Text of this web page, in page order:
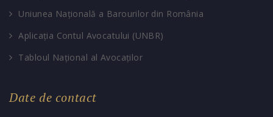
Uniunea Națională a Barourilor din România
Aplicația Contul Avocatului (UNBR)
Tabloul Național al Avocaților
Date de contact